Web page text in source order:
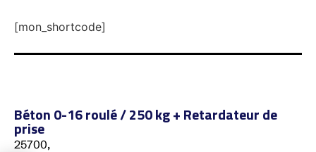
[mon_shortcode]
Béton 0-16 roulé / 250 kg + Retardateur de
prise
25700,